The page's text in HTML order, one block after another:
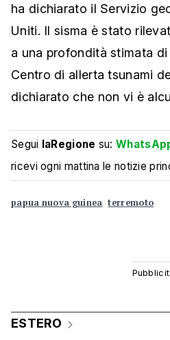
ha dichiarato il Servizio
Uniti. Il sisma è stato
a una profondità stimata di
Centro di allerta tsunami
dichiarato che non vi è
Segui laRegione su:
ricevi ogni mattina le notizie
papua nuova guinea terremoto
ESTERO